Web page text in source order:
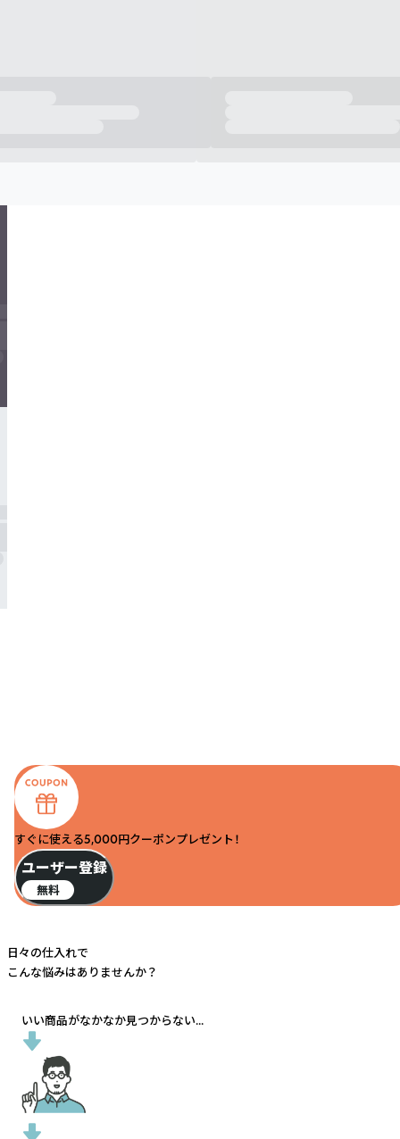
すぐに使える5,000円クーポンプレゼント！
ユーザー登録
無料
日々の仕入れで
こんな悩みはありませんか？
いい商品がなかなか見つからない...